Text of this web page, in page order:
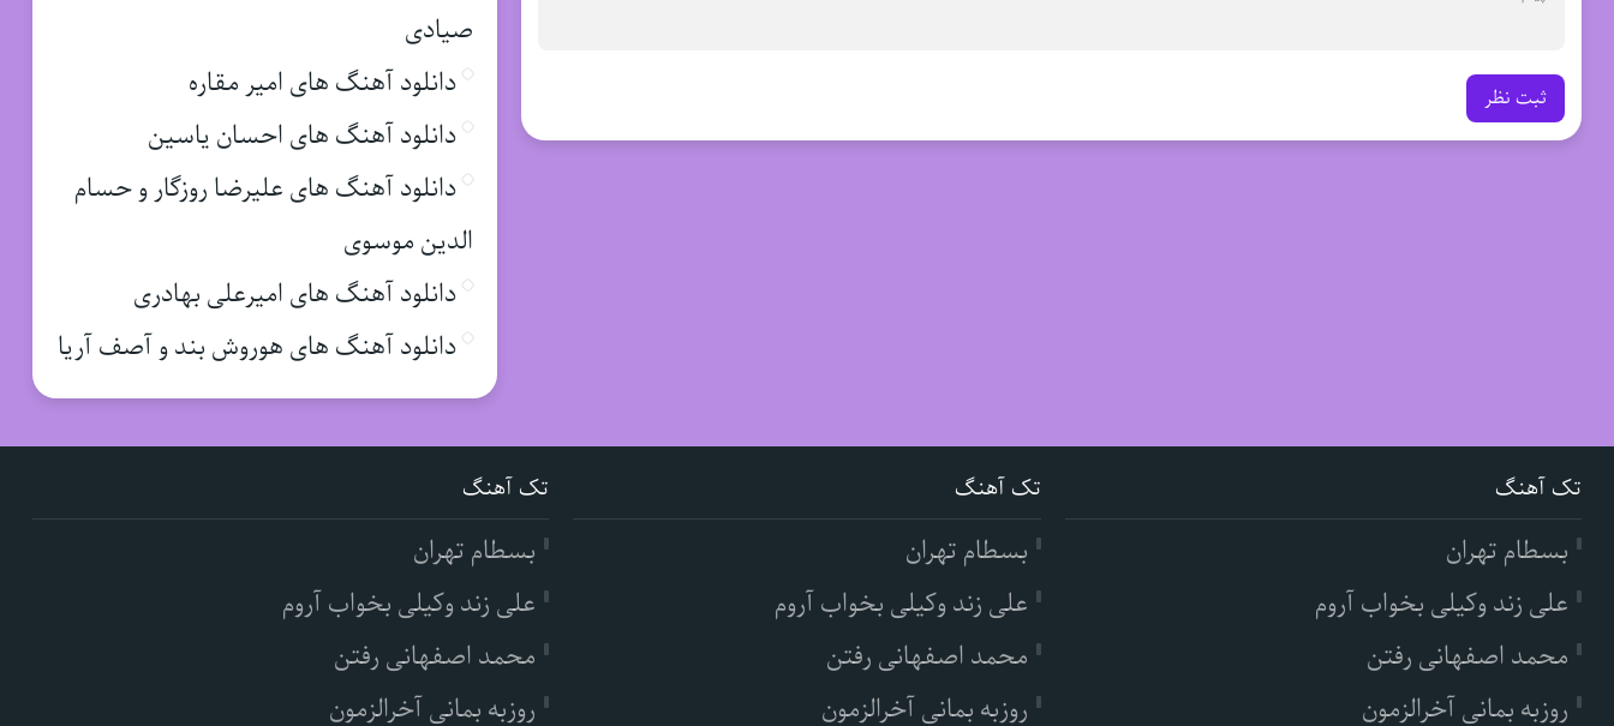
ثبت نظر
صیادی
دانلود آهنگ های امیر مقاره
دانلود آهنگ های احسان یاسین
دانلود آهنگ های علیرضا روزگار و حسام
الدین موسوی
دانلود آهنگ های امیرعلی بهادری
دانلود آهنگ های هوروش بند و آصف آریا
تک آهنگ
بسطام تهران
علی زند وکیلی بخواب آروم
محمد اصفهانی رفتن
روزبه بمانی آخرالزمون
تک آهنگ
بسطام تهران
علی زند وکیلی بخواب آروم
محمد اصفهانی رفتن
روزبه بمانی آخرالزمون
تک آهنگ
بسطام تهران
علی زند وکیلی بخواب آروم
محمد اصفهانی رفتن
روزبه بمانی آخرالزمون